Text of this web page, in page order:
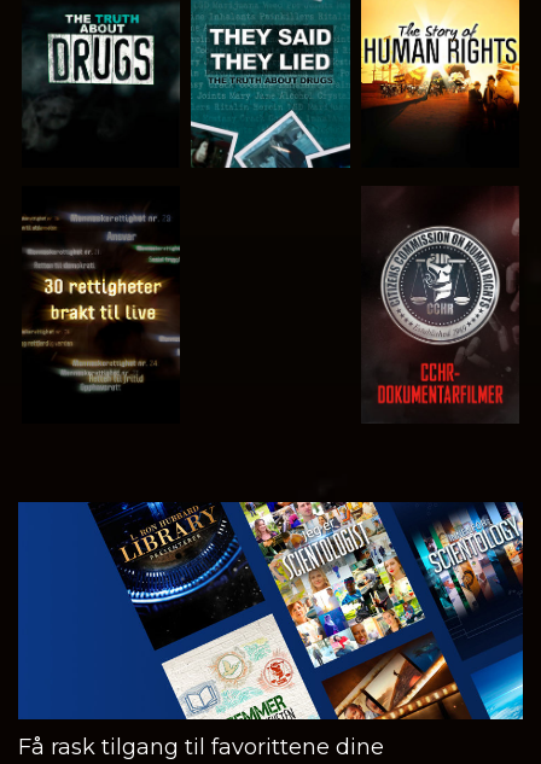
SE SE
SE
UTFORSK
SERIEN
Få rask tilgang til favorittene dine